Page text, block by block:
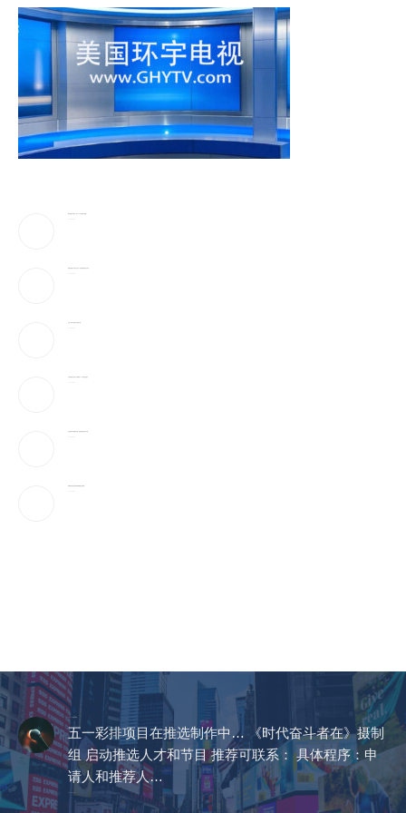
五一彩排项目在推选制作中… 《时代奋斗者在》摄制
组 启动推选人才和节目 推荐可联系： 具体程序：申
请人和推荐人…